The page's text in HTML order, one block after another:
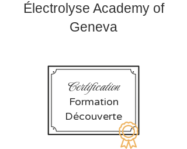
Électrolyse Academy of
Geneva
Certification
Formation
Découverte
Bouton